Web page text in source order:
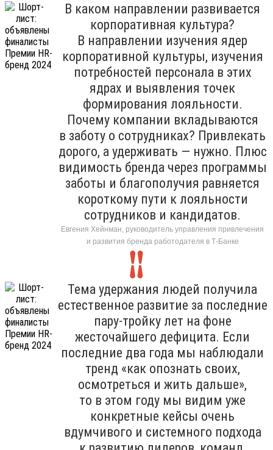
В каком направлении развивается
корпоративная культура?
В направлении изучения ядер
корпоративной культуры, изучения
потребностей персонала в этих
ядрах и выявления точек
формирования лояльности.
Почему компании вкладываются
в заботу о сотрудниках? Привлекать
дорого, а удерживать — нужно. Плюс
видимость бренда через программы
заботы и благополучия равняется
короткому пути к лояльности
сотрудников и кандидатов.
Евгения Хейнман, руководитель управления привлечения
и развития бренда работодателя в Т-Банке
Тема удержания людей получила
естественное развитие за последние
пару-тройку лет на фоне
жесточайшего дефицита. Если
последние два года мы наблюдали
тренд «как опознать своих,
осмотреться и жить дальше»,
то в этом году мы видим уже
конкретные кейсы очень
вдумчивого и системного подхода